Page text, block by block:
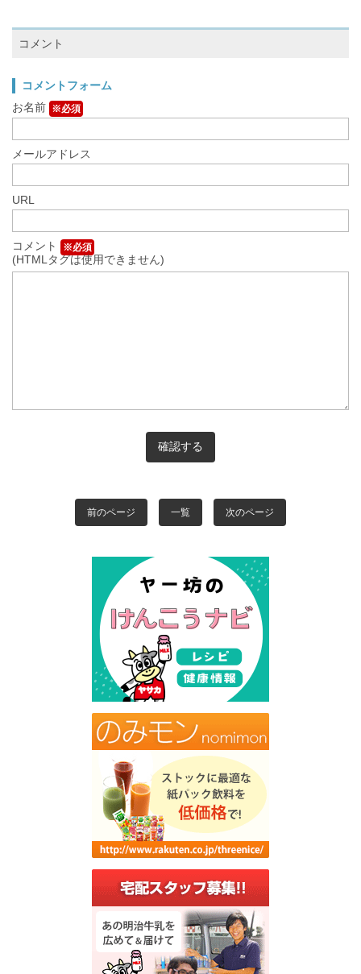
コメント
コメントフォーム
お名前 ※必須
メールアドレス
URL
コメント ※必須
(HTMLタグは使用できません)
前のページ 一覧 次のページ